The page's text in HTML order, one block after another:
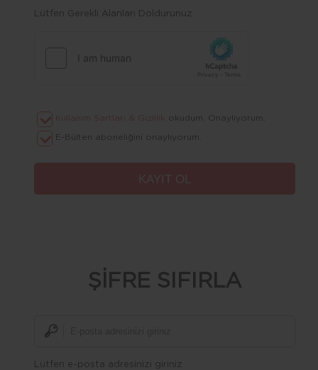
Lütfen Gerekli Alanları Doldurunuz.
okudum. Onaylıyorum.
E-Bülten aboneliğini onaylıyorum.
ŞİFRE SIFIRLA
Lütfen e-posta adresinizi giriniz